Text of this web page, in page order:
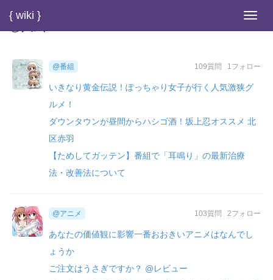
{ wiki }
109質問 1フォロー
@番組
いきなり黄金伝説！ぽっちゃり女子が行く人気激狭グ
ルメ！
ダウンタウンが昼間からハシゴ酒！坂上忍オススメ 北
区赤羽
【ためしてガッテン】番組で「耳鳴り」の最新治療
法・改善法について
103質問 2フォロー
@アニメ
あなたの価値観に影響一番おおきいアニメはなんでし
ょうか
ご注文はうさぎですか？ @レビュー